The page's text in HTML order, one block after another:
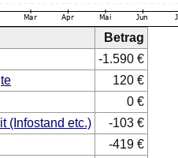
Betrag
-1.590 €
120 €
0 €
(Infostand etc.)
-103 €
-419 €